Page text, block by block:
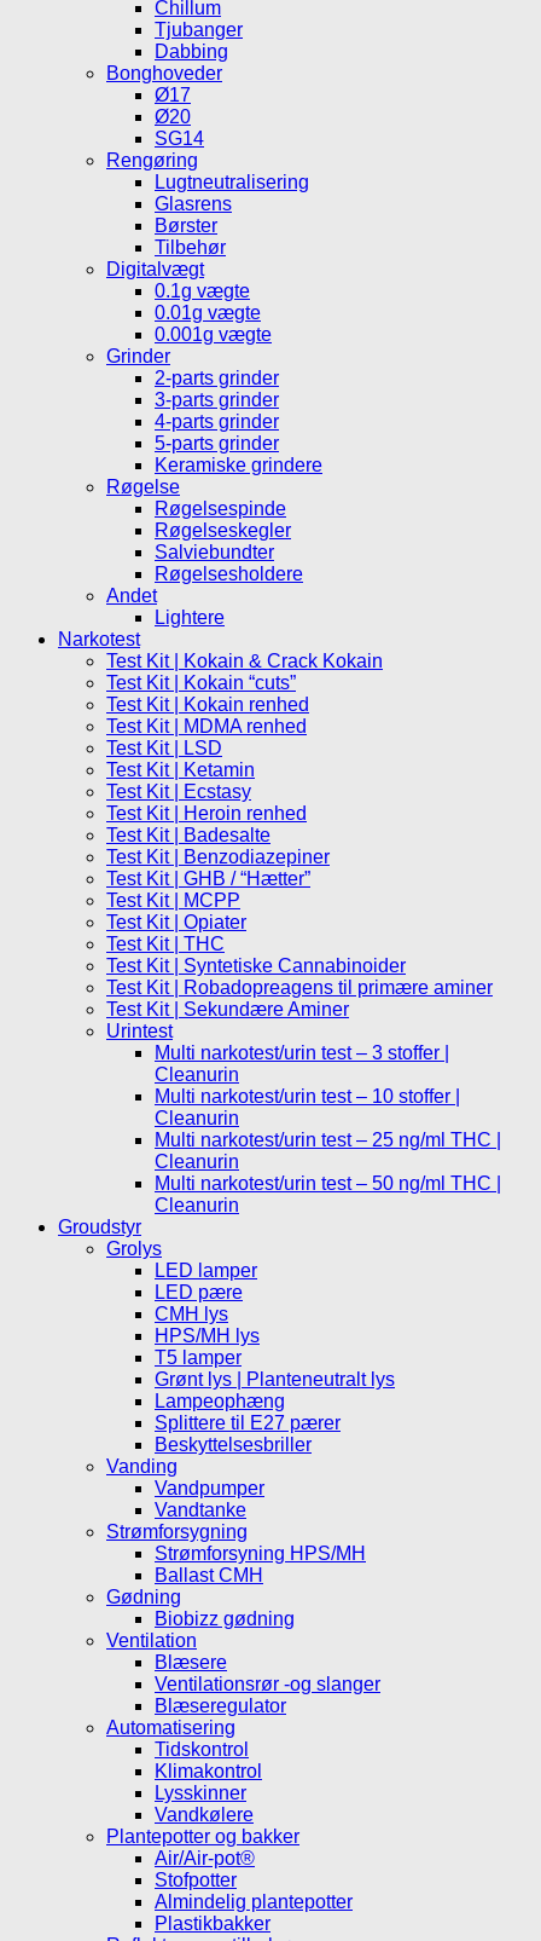
Chillum
Tjubanger
Dabbing
Bonghoveder
Ø17
Ø20
SG14
Rengøring
Lugtneutralisering
Glasrens
Børster
Tilbehør
Digitalvægt
0.1g vægte
0.01g vægte
0.001g vægte
Grinder
2-parts grinder
3-parts grinder
4-parts grinder
5-parts grinder
Keramiske grindere
Røgelse
Røgelsespinde
Røgelseskegler
Salviebundter
Røgelsesholdere
Andet
Lightere
Narkotest
Test Kit | Kokain & Crack Kokain
Test Kit | Kokain “cuts”
Test Kit | Kokain renhed
Test Kit | MDMA renhed
Test Kit | LSD
Test Kit | Ketamin
Test Kit | Ecstasy
Test Kit | Heroin renhed
Test Kit | Badesalte
Test Kit | Benzodiazepiner
Test Kit | GHB / “Hætter”
Test Kit | MCPP
Test Kit | Opiater
Test Kit | THC
Test Kit | Syntetiske Cannabinoider
Test Kit | Robadopreagens til primære aminer
Test Kit | Sekundære Aminer
Urintest
Multi narkotest/urin test – 3 stoffer |
Cleanurin
Multi narkotest/urin test – 10 stoffer |
Cleanurin
Multi narkotest/urin test – 25 ng/ml THC |
Cleanurin
Multi narkotest/urin test – 50 ng/ml THC |
Cleanurin
Groudstyr
Grolys
LED lamper
LED pære
CMH lys
HPS/MH lys
T5 lamper
Grønt lys | Planteneutralt lys
Lampeophæng
Splittere til E27 pærer
Beskyttelsesbriller
Vanding
Vandpumper
Vandtanke
Strømforsygning
Strømforsyning HPS/MH
Ballast CMH
Gødning
Biobizz gødning
Ventilation
Blæsere
Ventilationsrør -og slanger
Blæseregulator
Automatisering
Tidskontrol
Klimakontrol
Lysskinner
Vandkølere
Plantepotter og bakker
Air/Air-pot®
Stofpotter
Almindelig plantepotter
Plastikbakker